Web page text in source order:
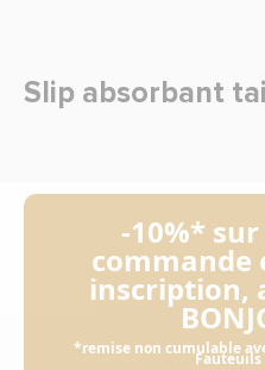
Slip absorbant
-10%*
commande
inscription,
*remise non cumulable
Fauteuils